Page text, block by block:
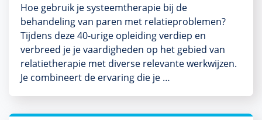
Hoe gebruik je systeemtherapie bij de
behandeling van paren met relatieproblemen?
Tijdens deze 40-urige opleiding verdiep en
verbreed je je vaardigheden op het gebied van
relatietherapie met diverse relevante werkwijzen.
Je combineert de ervaring die je …